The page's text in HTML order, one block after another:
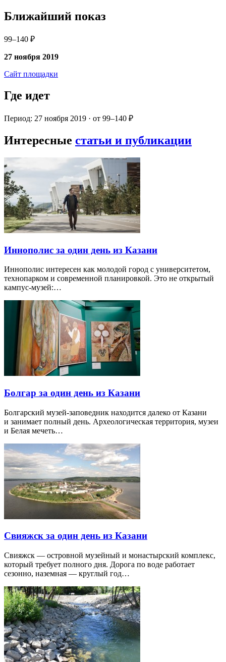
Ближайший показ
99–140 ₽
27 ноября 2019
Сайт площадки
Где идет
Период: 27 ноября 2019 · от 99–140 ₽
Интересные статьи и публикации
Иннополис за один день из Казани
Иннополис интересен как молодой город с университетом,
технопарком и современной планировкой. Это не открытый
кампус-музей:…
Болгар за один день из Казани
Болгарский музей-заповедник находится далеко от Казани
и занимает полный день. Археологическая территория, музеи
и Белая мечеть…
Свияжск за один день из Казани
Свияжск — островной музейный и монастырский комплекс,
который требует полного дня. Дорога по воде работает
сезонно, наземная — круглый год…